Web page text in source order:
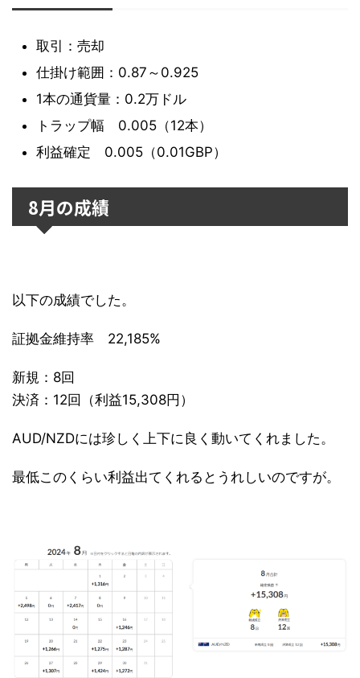
取引：売却
仕掛け範囲：0.87～0.925
1本の通貨量：0.2万ドル
トラップ幅 0.005（12本）
利益確定 0.005（0.01GBP）
8月の成績
以下の成績でした。
証拠金維持率 22,185%
新規：8回
決済：12回（利益15,308円）
AUD/NZDには珍しく上下に良く動いてくれました。
最低このくらい利益出てくれるとうれしいのですが。